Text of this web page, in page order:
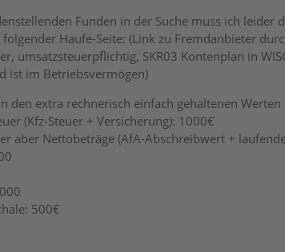
Funden in der Suche muss ich leider
Haufe-Seite: (Link zu Fremdanbieter
umsatzsteuerpflichtig, SKR03 Kontenplan in
ist im Betriebsvermögen)
den extra rechnerisch einfach gehaltenen Werten
(Kfz-Steuer + Versicherung): 1000€
aber Nettobeträge (AfA-Abschreibwert +
500€